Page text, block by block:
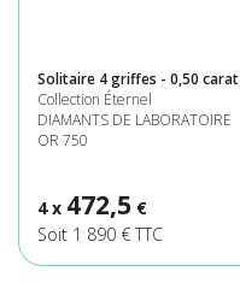
Solitaire 4 griffes - 0,50 carat
Collection Éternel
DIAMANTS DE LABORATOIRE
OR 750
4 x 472,5 €
Soit 1 890 € TTC